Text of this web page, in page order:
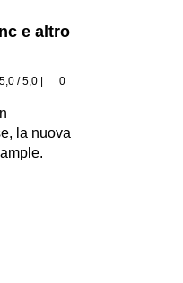
e altro
5,0 / 5,0 | 0
la nuova